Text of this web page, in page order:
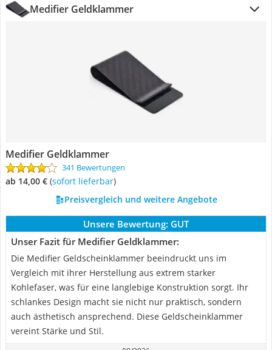
Medifier Geldklammer
Medifier Geldklammer
341 Bewertungen
ab 14,00 € ( Sofort lieferbar)
Preisvergleich und weitere Angebote
Unsere Bewertung: GUT
Unser Fazit für Medifier Geldklammer:
Die Medifier Geldscheinklammer beeindruckt uns im
Vergleich mit ihrer Herstellung aus extrem starker
Kohlefaser, was für eine langlebige Konstruktion sorgt. Ihr
schlankes Design macht sie nicht nur praktisch, sondern
auch ästhetisch ansprechend. Diese Geldscheinklammer
vereint Stärke und Stil.